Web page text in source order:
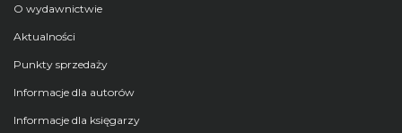
O wydawnictwie
Aktualności
Punkty sprzedaży
Informacje dla autorów
Informacje dla księgarzy